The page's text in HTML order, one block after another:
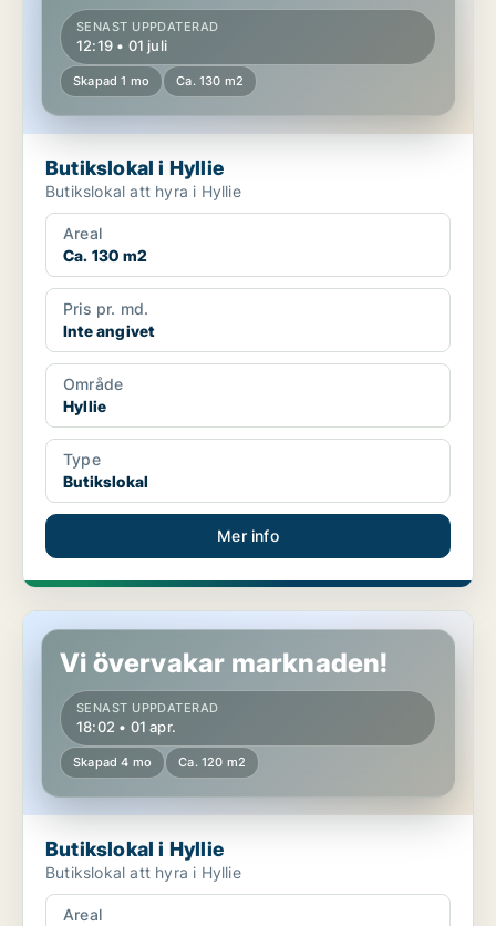
SENAST UPPDATERAD
12:19 • 01 juli
Skapad 1 mo Ca. 130 m2
Butikslokal i Hyllie
Butikslokal att hyra i Hyllie
Areal
Ca. 130 m2
Pris pr. md.
Inte angivet
Område
Hyllie
Type
Butikslokal
Mer info
Butikslokal i Hyllie
Vi övervakar marknaden!
SENAST UPPDATERAD
18:02 • 01 apr.
Skapad 4 mo Ca. 120 m2
Butikslokal i Hyllie
Butikslokal att hyra i Hyllie
Areal